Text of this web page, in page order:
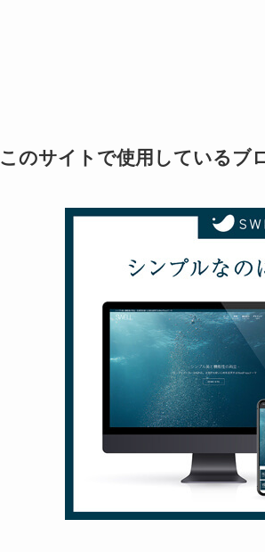
このサイトで使用しているブ